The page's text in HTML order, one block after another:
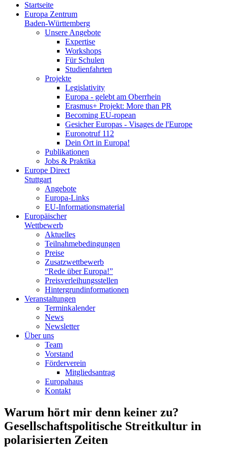
Startseite
Europa Zentrum
Baden-Württemberg
Unsere Angebote
Expertise
Workshops
Für Schulen
Studienfahrten
Projekte
Legislativity
Europa - gelebt am Oberrhein
Erasmus+ Projekt: More than PR
Becoming EU-ropean
Gesicher Europas - Visages de l'Europe
Euronotruf 112
Dein Ort in Europa!
Publikationen
Jobs & Praktika
Europe Direct
Stuttgart
Angebote
Europa-Links
EU-Informationsmaterial
Europäischer
Wettbewerb
Aktuelles
Teilnahme­bedingungen
Preise
Zusatzwettbewerb
“Rede über Europa!”
Preisverleihungsstellen
Hintergrundinformationen
Veranstaltungen
Terminkalender
News
Newsletter
Über uns
Team
Vorstand
Förderverein
Mitgliedsantrag
Europahaus
Kontakt
Warum hört mir denn keiner zu?
Gesellschaftspolitische Streitkultur in
polarisierten Zeiten